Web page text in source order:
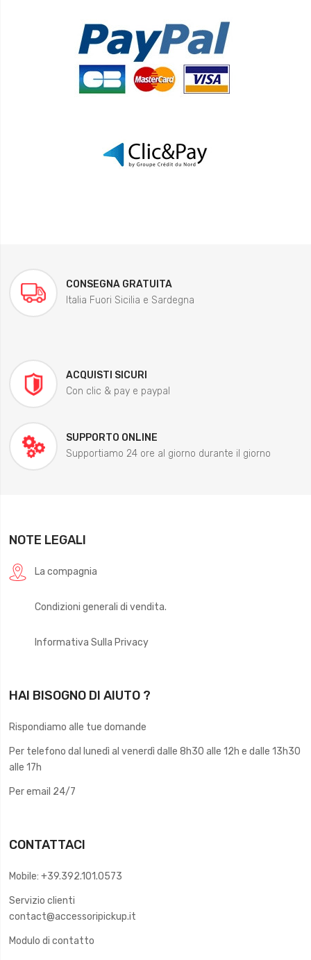
CONSEGNA GRATUITA
Italia Fuori Sicilia e Sardegna
ACQUISTI SICURI
Con clic & pay e paypal
SUPPORTO ONLINE
Supportiamo 24 ore al giorno durante il giorno
NOTE LEGALI
La compagnia
Condizioni generali di vendita.
Informativa Sulla Privacy
HAI BISOGNO DI AIUTO ?
Rispondiamo alle tue domande
Per telefono dal lunedì al venerdì dalle 8h30 alle 12h e dalle 13h30
alle 17h
Per email 24/7
CONTATTACI
Mobile: +39.392.101.0573
Servizio clienti
contact@accessoripickup.it
Modulo di contatto